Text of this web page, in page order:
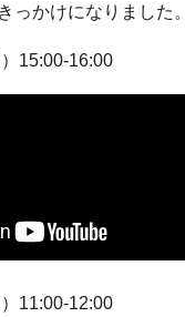
っかけになりました。
15:00-16:00
11:00-12:00